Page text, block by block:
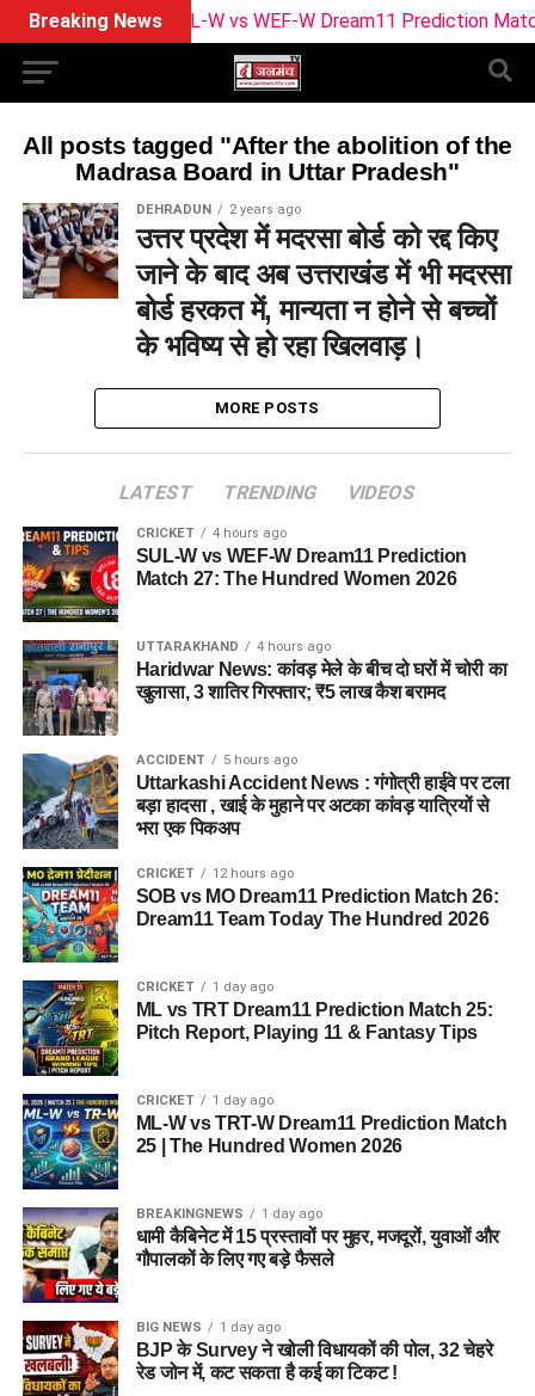
Breaking NewsSUL-W vs WEF-W Dream11 Prediction Match
All posts tagged "After the abolition of the
Madrasa Board in Uttar Pradesh"
DEHRADUN 2 years ago
उत्तर प्रदेश में मदरसा बोर्ड को रद्द किए
जाने के बाद अब उत्तराखंड में भी मदरसा
बोर्ड हरकत में, मान्यता न होने से बच्चों
के भविष्य से हो रहा खिलवाड़।
MORE POSTS
LATEST TRENDING VIDEOS
CRICKET 4 hours ago
SUL-W vs WEF-W Dream11 Prediction
Match 27: The Hundred Women 2026
UTTARAKHAND 4 hours ago
Haridwar News: कांवड़ मेले के बीच दो घरों में चोरी का
खुलासा, 3 शातिर गिरफ्तार; ₹5 लाख कैश बरामद
ACCIDENT 5 hours ago
Uttarkashi Accident News : गंगोत्री हाईवे पर टला
बड़ा हादसा , खाई के मुहाने पर अटका कांवड़ यात्रियों से
भरा एक पिकअप
CRICKET 12 hours ago
SOB vs MO Dream11 Prediction Match 26:
Dream11 Team Today The Hundred 2026
CRICKET 1 day ago
ML vs TRT Dream11 Prediction Match 25:
Pitch Report, Playing 11 & Fantasy Tips
CRICKET 1 day ago
ML-W vs TRT-W Dream11 Prediction Match
25 | The Hundred Women 2026
BREAKINGNEWS 1 day ago
धामी कैबिनेट में 15 प्रस्तावों पर मुहर, मजदूरों, युवाओं और
गौपालकों के लिए गए बड़े फैसले
BIG NEWS 1 day ago
BJP के Survey ने खोली विधायकों की पोल, 32 चेहरे
रेड जोन में, कट सकता है कई का टिकट !